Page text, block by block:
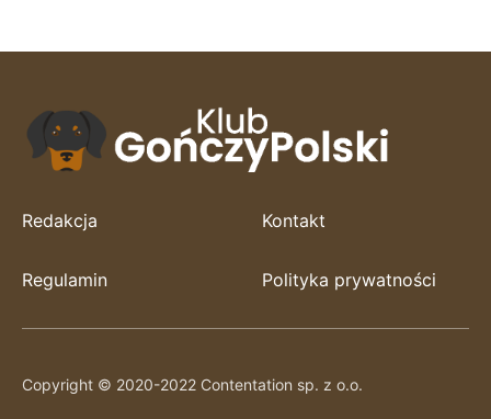
Redakcja Kontakt
Regulamin Polityka prywatności
Copyright © 2020-2022 Contentation sp. z o.o.